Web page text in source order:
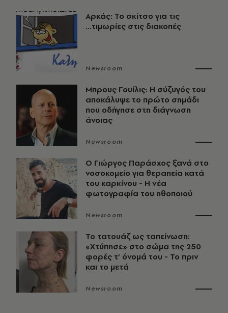
Αρκάς: Το σκίτσο για τις
...τιμωρίες στις διακοπές
Newsroom
Μπρους Γουίλις: Η σύζυγός του
αποκάλυψε το πρώτο σημάδι
που οδήγησε στη διάγνωση
άνοιας
Newsroom
O Γιώργος Παράσχος ξανά στο
νοσοκομείο για θεραπεία κατά
του καρκίνου - Η νέα
φωτογραφία του ηθοποιού
Newsroom
Το τατουάζ ως ταπείνωση:
«Χτύπησε» στο σώμα της 250
φορές τ’ όνομά του - Το πριν
και το μετά
Newsroom